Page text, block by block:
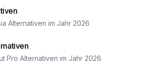
Alternativen im Jahr 2026
Pro Alternativen im Jahr 2026